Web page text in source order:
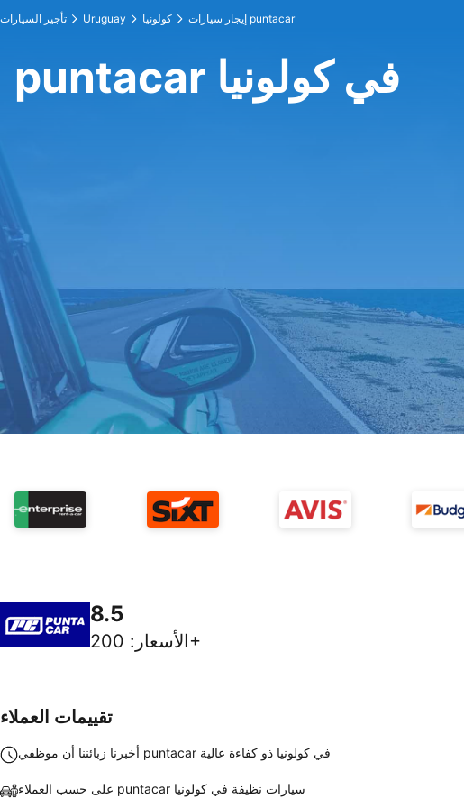
تأجير السيارات Uruguay كولونيا إيجار سيارات puntacar
puntacar في كولونيا
8.5
الأسعار : 200+
تقييمات العملاء
أخبرنا زبائننا أن موظفي puntacar في كولونيا ذو كفاءة عالية
على حسب العملاء puntacar سيارات نظيفة في كولونيا